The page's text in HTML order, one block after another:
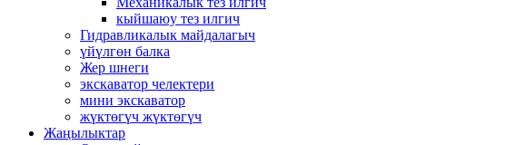
кыйшаюу тез илгич
Гидравликалык майдалагыч
үйүлгөн балка
Жер шнеги
экскаватор челектери
мини экскаватор
жүктөгүч жүктөгүч
Жаңылыктар